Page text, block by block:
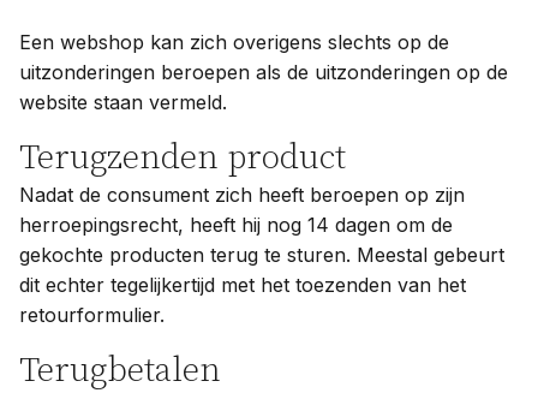
Een webshop kan zich overigens slechts op de
uitzonderingen beroepen als de uitzonderingen op de
website staan vermeld.
Terugzenden product
Nadat de consument zich heeft beroepen op zijn
herroepingsrecht, heeft hij nog 14 dagen om de
gekochte producten terug te sturen. Meestal gebeurt
dit echter tegelijkertijd met het toezenden van het
retourformulier.
Terugbetalen